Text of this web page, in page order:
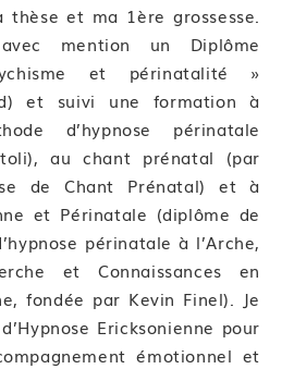
par un questionnaire
l’atteinte des
à l’issue de la formation.
et ma 1ère grossesse.
mention un Diplôme
et périnatalité »
et suivi une formation à
d’hypnose périnatale
au chant prénatal (par
de Chant Prénatal) et à
et Périnatale (diplôme de
périnatale à l’Arche,
et Connaissances en
fondée par Kevin Finel). Je
Ericksonienne pour
émotionnel et